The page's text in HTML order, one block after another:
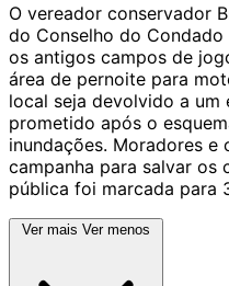
O vereador conservador
do Conselho do
os antigos campos de
área de pernoite para
local seja devolvido a
prometido após o
inundações. Moradores e
campanha para salvar os
pública foi marcada para
Ver mais Ver menos